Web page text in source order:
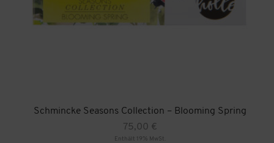
Schmincke Seasons Collection – Blooming Spring
75,00 €
Enthält 19% MwSt.